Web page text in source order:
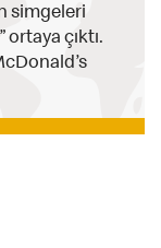
simgeleri
ortaya çıktı.